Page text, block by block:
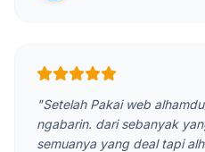
"Setelah Pakai web
ngabarin. dari sebanyak
semuanya yang deal tapi